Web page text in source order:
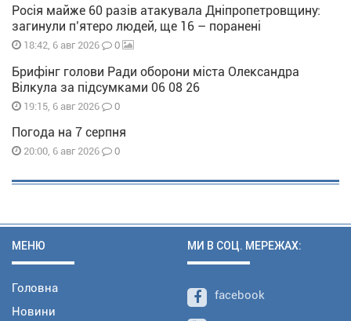
Росія майже 60 разів атакувала Дніпропетровщину:
загинули п’ятеро людей, ще 16 – поранені
18:42, 6 авг 2026 0
Брифінг голови Ради оборони міста Олександра
Вілкула за підсумками 06 08 26
19:15, 6 авг 2026 0
Погода на 7 серпня
20:00, 6 авг 2026 0
МЕНЮ
Головна
Новини
МИ В СОЦ. МЕРЕЖАХ:
facebook